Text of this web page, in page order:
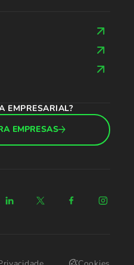
EMPRESARIAL?
EMPRESAS